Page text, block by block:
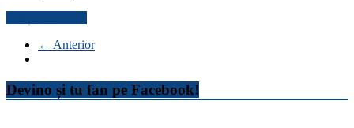
← Anterior
Devino și tu fan pe Facebook!